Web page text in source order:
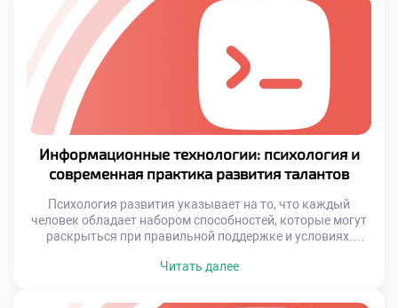
что представляют собой информационные системы и как
программирование стало движущей силой цифровой […]
Информационные технологии: психология и
современная практика развития талантов
Психология развития указывает на то, что каждый
человек обладает набором способностей, которые могут
раскрыться при правильной поддержке и условиях.
часто не учитывают индивидуальные особенности. Здесь
программирование, которые позволяют
Читать далее